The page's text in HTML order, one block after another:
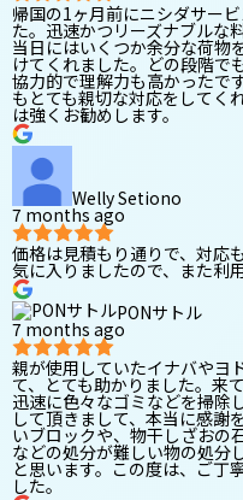
帰国の1ヶ月前にニシダサー
た。迅速かつリーズナブルな
当日にはいくつか余分な荷物
けてくれました。どの段階で
協力的で理解力も高かったで
もとても親切な対応をしてく
は強くお勧めします。
Welly Setiono
7 months ago
価格は見積もり通りで、対応
気に入りましたので、また利
PONサトル
7 months ago
親が使用していたイナバやヨ
て、とても助かりました。来
迅速に色々なゴミなどを掃除
して頂きまして、本当に感謝
いブロックや、物干しざおの
などの処分が難しい物の処分
と思います。この度は、ご丁
した。